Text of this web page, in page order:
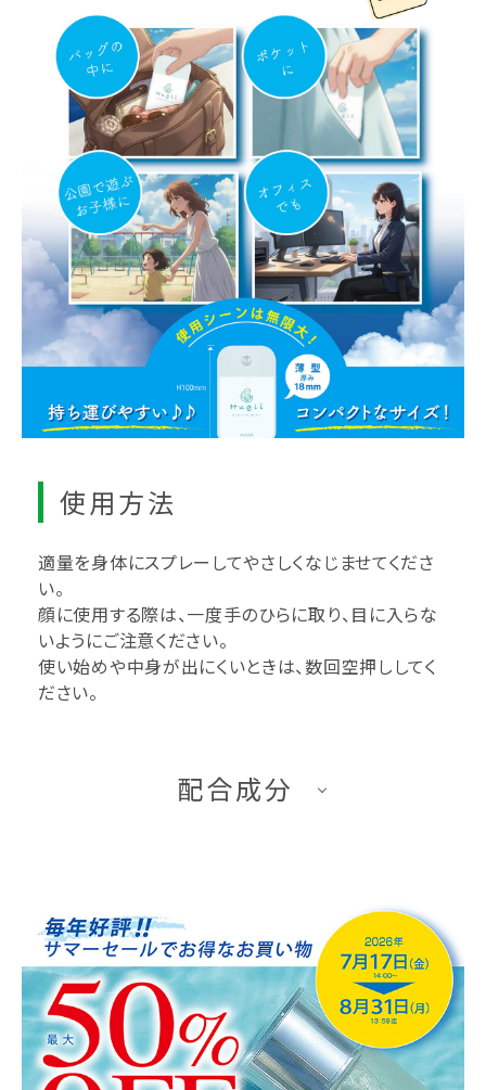
使用方法
適量を身体にスプレーしてやさしくなじませてくださ
い。
顔に使用する際は、一度手のひらに取り、目に入らな
いようにご注意ください。
使い始めや中身が出にくいときは、数回空押ししてく
ださい。
配合成分